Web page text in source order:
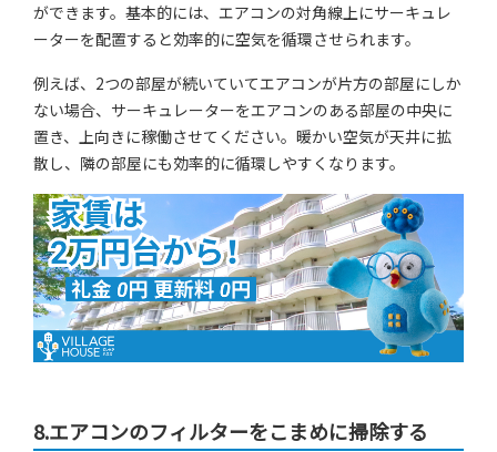
ができます。基本的には、エアコンの対角線上にサーキュレ
ーターを配置すると効率的に空気を循環させられます。
例えば、2つの部屋が続いていてエアコンが片方の部屋にしか
ない場合、サーキュレーターをエアコンのある部屋の中央に
置き、上向きに稼働させてください。暖かい空気が天井に拡
散し、隣の部屋にも効率的に循環しやすくなります。
8.エアコンのフィルターをこまめに掃除する